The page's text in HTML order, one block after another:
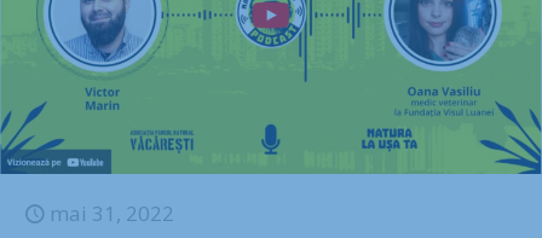
mai 31, 2022